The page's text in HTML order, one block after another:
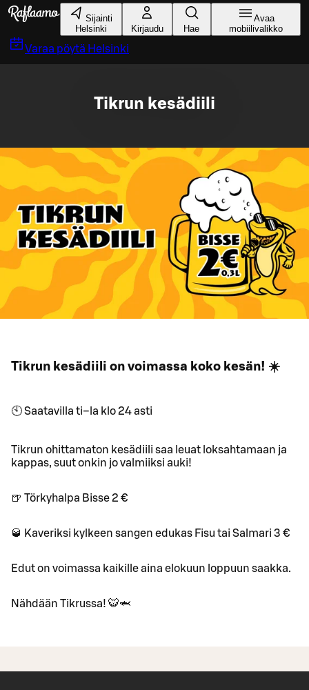
Siirry pääsisältöön
Sijainti
Helsinki
Kirjaudu Hae
Avaa
mobiilivalikko
Varaa pöytä Helsinki
Tikrun kesädiili
Tikrun kesädiili on voimassa koko kesän! ☀️
🕙 Saatavilla ti–la klo 24 asti
Tikrun ohittamaton kesädiili saa leuat loksahtamaan ja
kappas, suut onkin jo valmiiksi auki!
🍺 Törkyhalpa Bisse 2 €
🥃 Kaveriksi kylkeen sangen edukas Fisu tai Salmari 3 €
Edut on voimassa kaikille aina elokuun loppuun saakka.
Nähdään Tikrussa! 🐯🦈